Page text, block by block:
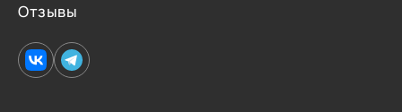
Отзывы